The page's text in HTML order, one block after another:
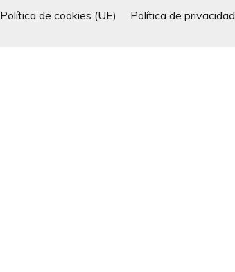
Política de cookies (UE)
Política de privacidad